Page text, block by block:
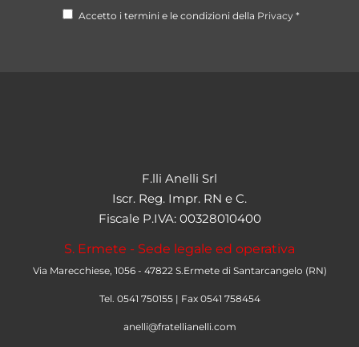
Accetto i termini e le condizioni della Privacy *
F.lli Anelli Srl
Iscr. Reg. Impr. RN e C.
Fiscale P.IVA: 00328010400
S. Ermete - Sede legale ed operativa
Via Marecchiese, 1056 - 47822 S.Ermete di Santarcangelo (RN)
Tel. 0541 750155 | Fax 0541 758454
anelli@fratellianelli.com